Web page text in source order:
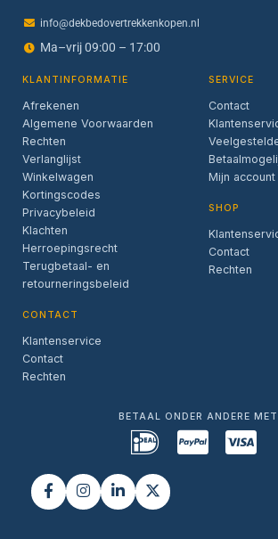
info@dekbedovertrekkenkopen.nl
Ma–vrij 09:00 – 17:00
KLANTINFORMATIE
Afrekenen
Algemene Voorwaarden
Rechten
Verlanglijst
Winkelwagen
Kortingscodes
Privacybeleid
Klachten
Herroepingsrecht
Terugbetaal- en
retourneringsbeleid
CONTACT
Klantenservice
Contact
Rechten
SERVICE
Contact
Mijn account
SHOP
Contact
Rechten
BETAAL ONDER ANDERE